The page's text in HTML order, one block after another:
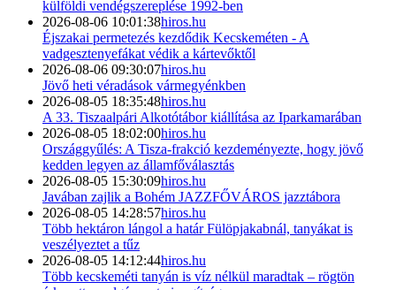
külföldi vendégszereplése 1992-ben
2026-08-06 10:01:38hiros.hu
Éjszakai permetezés kezdődik Kecskeméten - A
vadgesztenyefákat védik a kártevőktől
2026-08-06 09:30:07hiros.hu
Jövő heti véradások vármegyénkben
2026-08-05 18:35:48hiros.hu
A 33. Tiszaalpári Alkotótábor kiállítása az Iparkamarában
2026-08-05 18:02:00hiros.hu
Országgyűlés: A Tisza-frakció kezdeményezte, hogy jövő
kedden legyen az államfőválasztás
2026-08-05 15:30:09hiros.hu
Javában zajlik a Bohém JAZZFŐVÁROS jazztábora
2026-08-05 14:28:57hiros.hu
Több hektáron lángol a határ Fülöpjakabnál, tanyákat is
veszélyeztet a tűz
2026-08-05 14:12:44hiros.hu
Több kecskeméti tanyán is víz nélkül maradtak – rögtön